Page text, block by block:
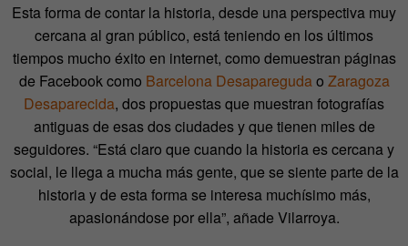
Esta forma de contar la historia, desde una perspectiva muy
cercana al gran público, está teniendo en los últimos
tiempos mucho éxito en internet, como demuestran páginas
de Facebook como Barcelona Desaparegudao Zaragoza
Desaparecida, dos propuestas que muestran fotografías
antiguas de esas dos ciudades y que tienen miles de
seguidores. “Está claro que cuando la historia es cercana y
social, le llega a mucha más gente, que se siente parte de la
historia y de esta forma se interesa muchísimo más,
apasionándose por ella”, añade Vilarroya.